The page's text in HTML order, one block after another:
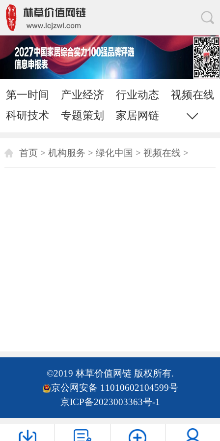
第一时间 产业经济 行业动态
视频在线
科研技术
专题策划 家居网链
网站地图
首页 > 机构服务 > 绿化中国 > 视频在线>
©2019 林草价值网链 版权所有.
京公网安备 11010602104599号
京ICP备2023003363号-1